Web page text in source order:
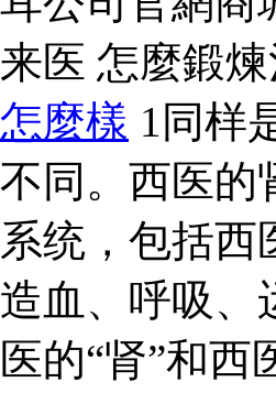
来医 怎麼鍛
怎麼樣 1同样
不同。西医的
系统，包括西
造血、呼吸、
医的“肾”和